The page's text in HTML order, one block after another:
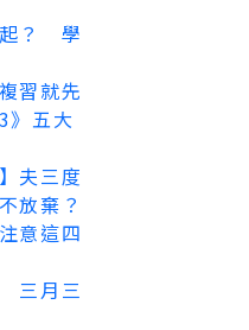
起？ 學
習就先
》五大
夫三度
放棄？
意這四
三月三